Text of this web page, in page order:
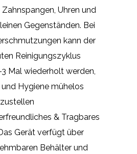
Uhren und
Gegenständen. Bei
kann der
Reinigungszyklus
Mal wiederholt werden,
Hygiene mühelos
& Tragbares
Gerät verfügt über
Behälter und